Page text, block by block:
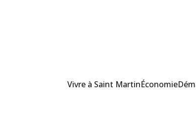
Vivre à Saint MartinÉconomie